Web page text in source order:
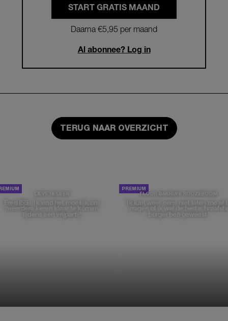
START GRATIS MAAND
Daarna €5,95 per maand
Al abonnee? Log in
TERUG NAAR OVERZICHT
LIEVE HELEEN
Fred (55): 'Ik vind het moeilijk om
meerdere keren klaar te komen
tijdens een vrijpartij'
FLOOR BAKHUYS ROOZEBOOM
'Ik kan weer eens niet laten me af te
vragen of ik wel de beste, braafste
burger ben geweest'